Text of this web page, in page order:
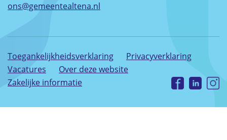
ons@gemeentealtena.nl
Toegankelijkheidsverklaring
Privacyverklaring
Vacatures
Over deze website
Zakelijke informatie